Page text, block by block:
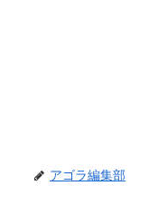
アゴラ編集部